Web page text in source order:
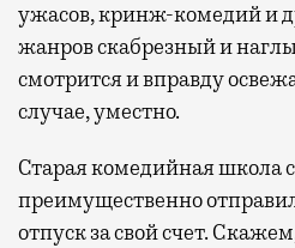
ужасов, кринж-комедий и
жанров скабрезный и
смотрится и вправду
случае, уместно.
Старая комедийная школа
преимущественно
отпуск за свой счет.